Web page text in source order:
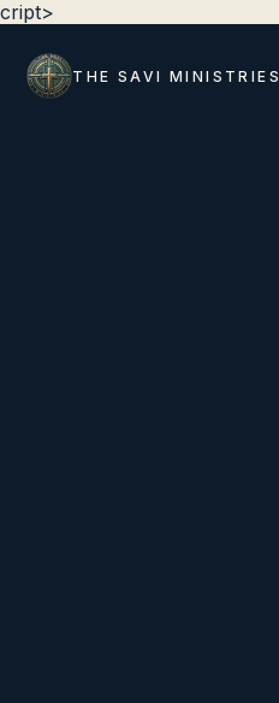
cript>
THE SAVI MINISTRIES